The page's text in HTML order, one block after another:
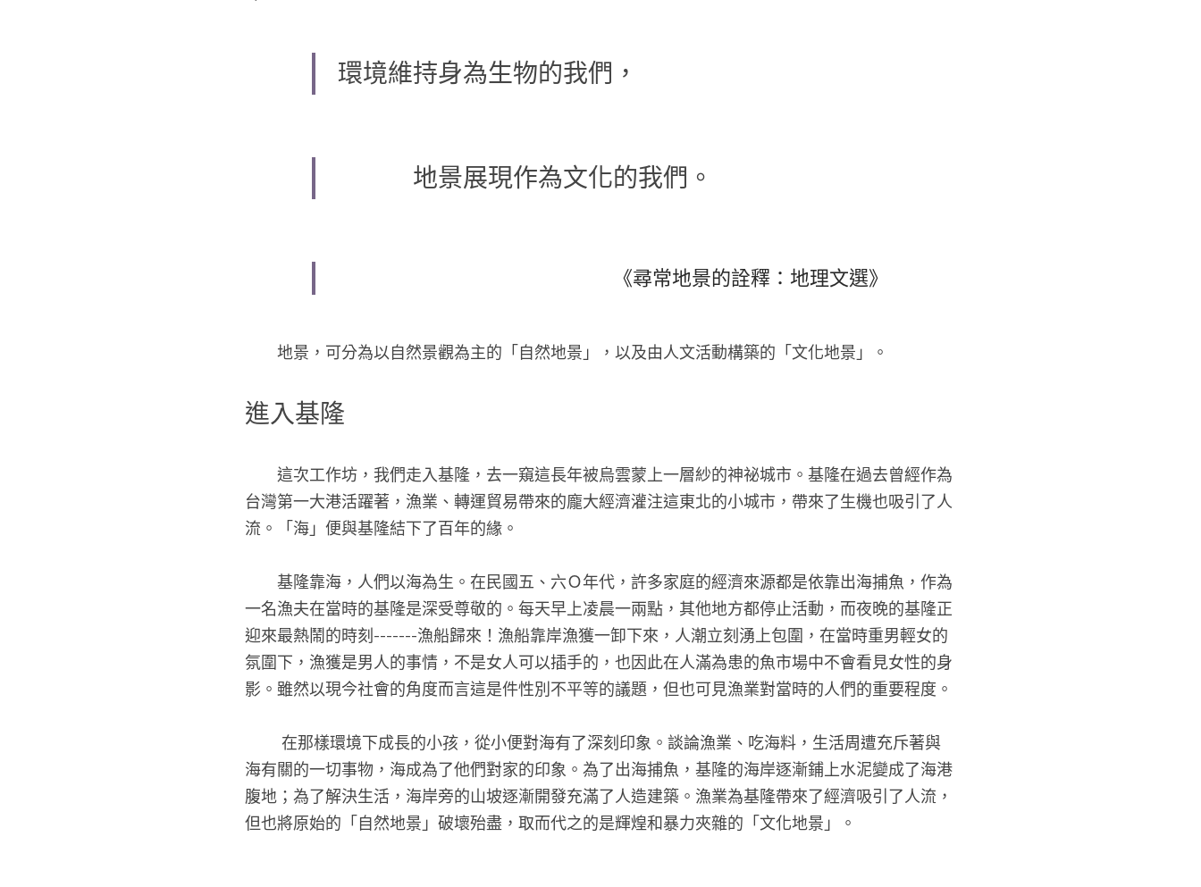
環境維持身為生物的我們，
地景展現作為文化的我們。
《尋常地景的詮釋：地理文選》
地景，可分為以自然景觀為主的「自然地景」，以及由人文活動構築的「文化地景」。
進入基隆
這次工作坊，我們走入基隆，去一窺這長年被烏雲蒙上一層紗的神祕城市。基隆在過去曾經作為
台灣第一大港活躍著，漁業、轉運貿易帶來的龐大經濟灌注這東北的小城市，帶來了生機也吸引了人
流。「海」便與基隆結下了百年的緣。
基隆靠海，人們以海為生。在民國五、六Ｏ年代，許多家庭的經濟來源都是依靠出海捕魚，作為
一名漁夫在當時的基隆是深受尊敬的。每天早上凌晨一兩點，其他地方都停止活動，而夜晚的基隆正
迎來最熱鬧的時刻-------漁船歸來！漁船靠岸漁獲一卸下來，人潮立刻湧上包圍，在當時重男輕女的
氛圍下，漁獲是男人的事情，不是女人可以插手的，也因此在人滿為患的魚市場中不會看見女性的身
影。雖然以現今社會的角度而言這是件性別不平等的議題，但也可見漁業對當時的人們的重要程度。
海有關的一切事物，海成為了他們對家的印象。為了出海捕魚，基隆的海岸逐漸鋪上水泥變成了海港
腹地；為了解決生活，海岸旁的山坡逐漸開發充滿了人造建築。漁業為基隆帶來了經濟吸引了人流，
但也將原始的「自然地景」破壞殆盡，取而代之的是輝煌和暴力夾雜的「文化地景」。